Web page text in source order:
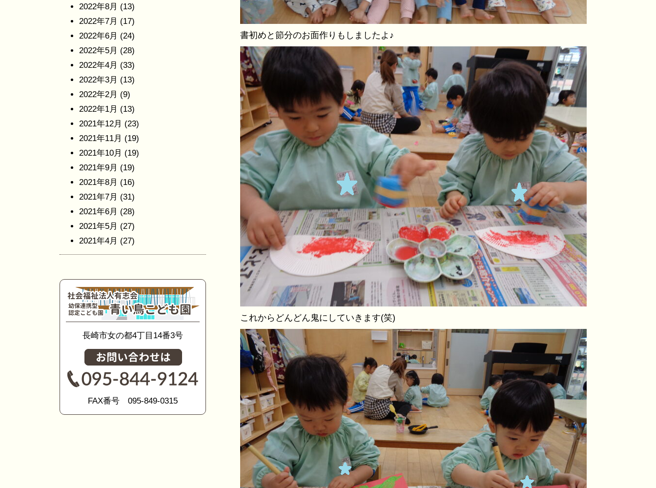
書初めと節分のお面作りもしましたよ♪
これからどんどん鬼にしていきます(笑)
2022年8月 (13)
2022年7月 (17)
2022年6月 (24)
2022年5月 (28)
2022年4月 (33)
2022年3月 (13)
2022年2月 (9)
2022年1月 (13)
2021年12月 (23)
2021年11月 (19)
2021年10月 (19)
2021年9月 (19)
2021年8月 (16)
2021年7月 (31)
2021年6月 (28)
2021年5月 (27)
2021年4月 (27)
長崎市女の都4丁目14番3号
FAX番号 095-849-0315